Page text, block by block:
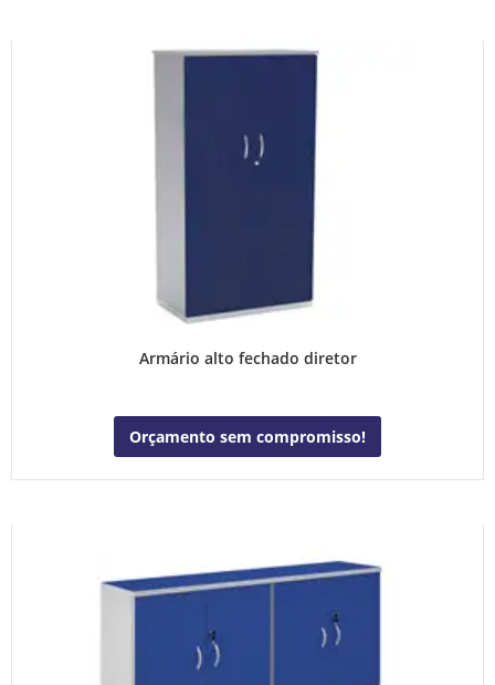
Armário alto fechado diretor
Orçamento sem compromisso!